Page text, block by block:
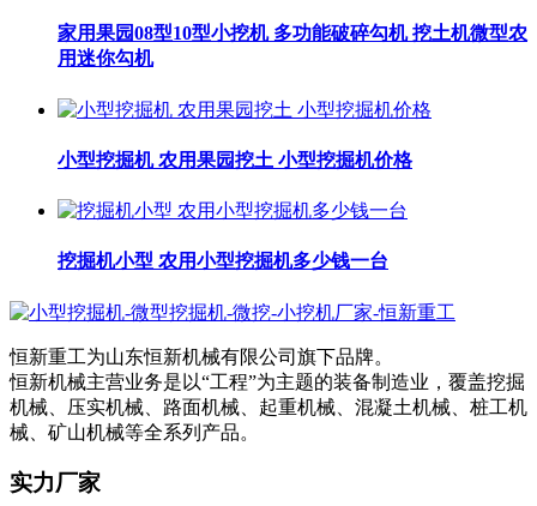
家用果园08型10型小挖机 多功能破碎勾机 挖土机微型农
用迷你勾机
小型挖掘机 农用果园挖土 小型挖掘机价格
挖掘机小型 农用小型挖掘机多少钱一台
恒新重工为山东恒新机械有限公司旗下品牌。
恒新机械主营业务是以“工程”为主题的装备制造业，覆盖挖掘
机械、压实机械、路面机械、起重机械、混凝土机械、桩工机
械、矿山机械等全系列产品。
实力厂家